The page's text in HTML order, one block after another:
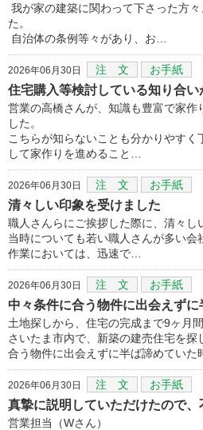
我が家の建築に関わって下さった方
た。
自治体の条例等々があり、お…
2026年06月30日 注 文 お手紙
住宅購入等検討している知り合
営業の高橋さんが、知識も豊富で家作
した。
こちらが知らないことも分かりやす
して家作りを進めること…
2026年06月30日 注 文 お手紙
清々しい印象を受けました
職人さんらにご挨拶した際に、清々し
当時についても若い職人さんが多い会
作業においては、迅速で…
2026年06月30日 注 文 お手紙
中々条件に合う物件に出会えず
土地探しから、住宅の完成まで9ヶ月
さいたま市内で、新築の建売住宅を探
合う物件に出会えずに半ば諦めていた
2026年06月30日 注 文 お手紙
真摯に説明していただけたので
営業担当（Wさん）